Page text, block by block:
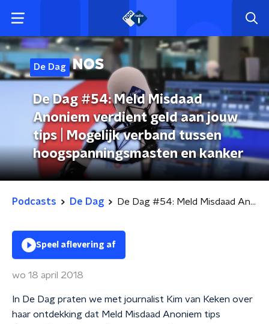
De Dag
De Dag #54: Meld Misdaad
Anoniem verdient geld aan jouw
tips | Mogelijk verband tussen
hoogspanningsmasten en kanker
Podcasts De Dag De Dag #54: Meld Misdaad Anoniem verdient geld aan jouw tips | Mogelijk verband tussen hoogspanningsmasten en kanker
Speel aflevering af
wo 18 april 2018
In De Dag praten we met journalist Kim van Keken over
haar ontdekking dat Meld Misdaad Anoniem tips